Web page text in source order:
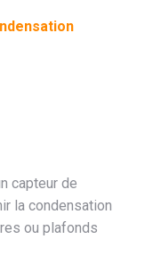
capteur de
la condensation
ou plafonds